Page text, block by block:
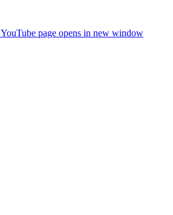
YouTube page opens in new window